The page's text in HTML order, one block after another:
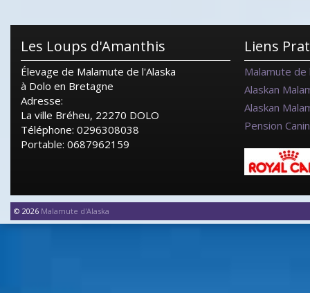
Les Loups d'Amanthis
Élevage de Malamute de l'Alaska
à Dolo en Bretagne
Adresse:
La ville Bréheu, 22270 DOLO
Téléphone: 0296308038
Portable: 0687962159
Liens
Malamute de
Alaskan
Alaskan
Pension
© 2026 Malamute d'Alaska